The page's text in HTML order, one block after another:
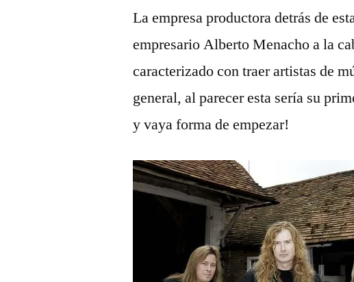
La empresa productora detrás de
empresario Alberto Menacho a la
caracterizado con traer artistas de
general, al parecer esta serí­a su
y vaya forma de empezar!